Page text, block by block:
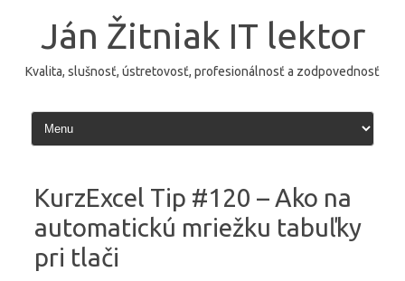
Ján Žitniak IT lektor
Kvalita, slušnosť, ústretovosť, profesionálnosť a zodpovednosť
KurzExcel Tip #120 – Ako na
automatickú mriežku tabuľky
pri tlači